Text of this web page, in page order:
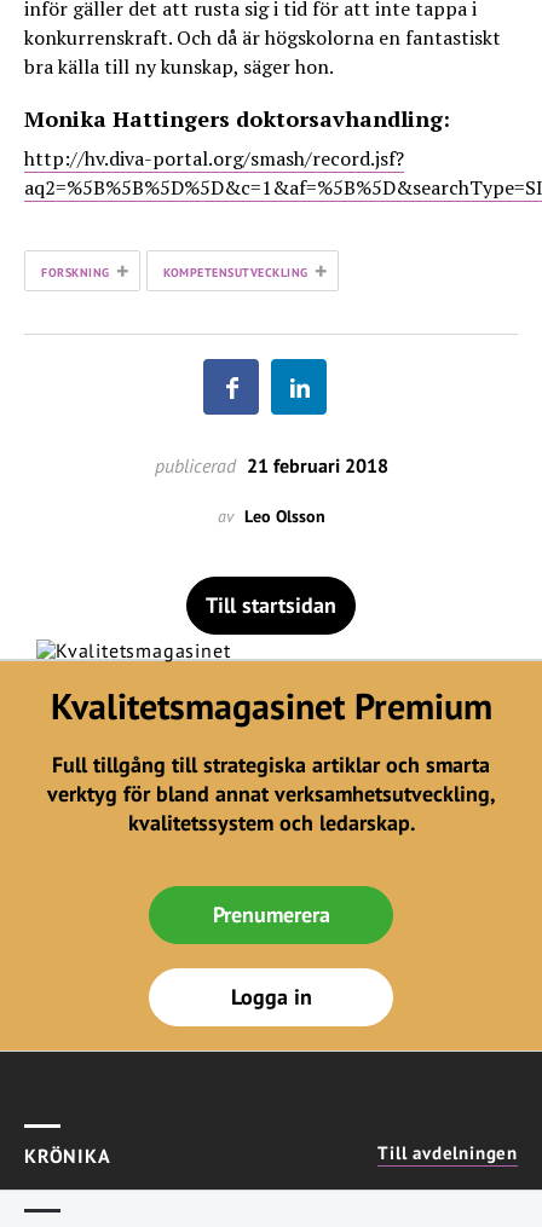
inför gäller det att rusta sig i tid för att inte tappa i
konkurrenskraft. Och då är högskolorna en fantastiskt
bra källa till ny kunskap, säger hon.
Monika Hattingers doktorsavhandling:
http://hv.diva-portal.org/smash/record.jsf?
FORSKNING + KOMPETENSUTVECKLING +
publicerad 21 februari 2018
av Leo Olsson
Till startsidan
Kvalitetsmagasinet Premium
Full tillgång till strategiska artiklar och smarta
verktyg för bland annat verksamhetsutveckling,
kvalitetssystem och ledarskap.
Prenumerera
Logga in
KRÖNIKA Till avdelningen